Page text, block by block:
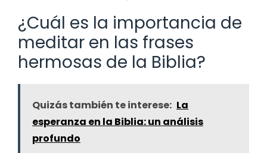
¿Cuál es la importancia de
meditar en las frases
hermosas de la Biblia?
Quizás también te interese: La
esperanza en la Biblia: un análisis
profundo